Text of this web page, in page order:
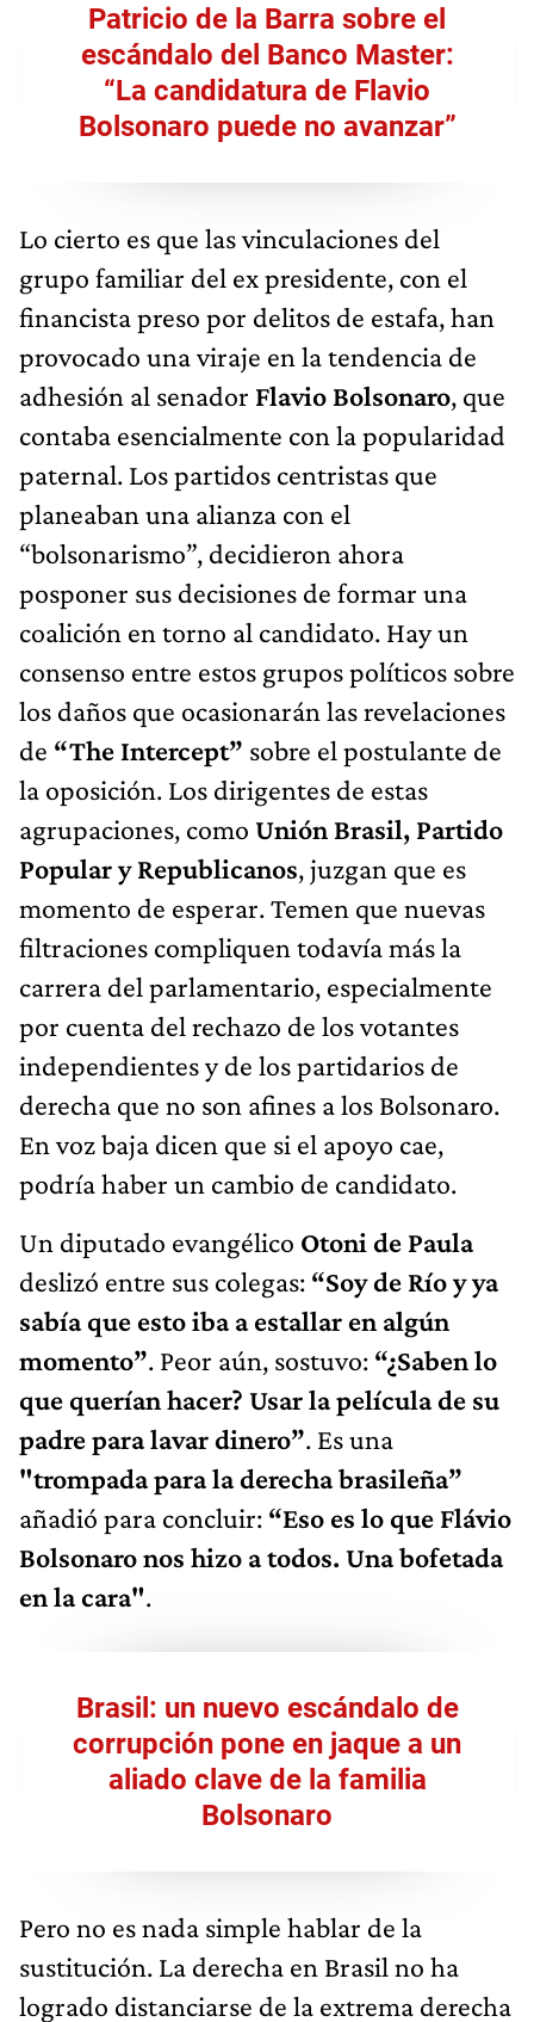
Patricio de la Barra sobre el
escándalo del Banco Master:
“La candidatura de Flavio
Bolsonaro puede no avanzar”
Lo cierto es que las vinculaciones del
grupo familiar del ex presidente, con el
financista preso por delitos de estafa, han
provocado una viraje en la tendencia de
adhesión al senador Flavio Bolsonaro, que
contaba esencialmente con la popularidad
paternal. Los partidos centristas que
planeaban una alianza con el
“bolsonarismo”, decidieron ahora
posponer sus decisiones de formar una
coalición en torno al candidato. Hay un
consenso entre estos grupos políticos sobre
los daños que ocasionarán las revelaciones
de “The Intercept” sobre el postulante de
la oposición. Los dirigentes de estas
agrupaciones, como Unión Brasil, Partido
Popular y Republicanos, juzgan que es
momento de esperar. Temen que nuevas
filtraciones compliquen todavía más la
carrera del parlamentario, especialmente
por cuenta del rechazo de los votantes
independientes y de los partidarios de
derecha que no son afines a los Bolsonaro.
En voz baja dicen que si el apoyo cae,
podría haber un cambio de candidato.
Un diputado evangélico Otoni de Paula
deslizó entre sus colegas: “Soy de Río y ya
sabía que esto iba a estallar en algún
momento”. Peor aún, sostuvo: “¿Saben lo
que querían hacer? Usar la película de su
padre para lavar dinero”. Es una
"trompada para la derecha brasileña”
añadió para concluir: “Eso es lo que Flávio
Bolsonaro nos hizo a todos. Una bofetada
en la cara".
Brasil: un nuevo escándalo de
corrupción pone en jaque a un
aliado clave de la familia
Bolsonaro
Pero no es nada simple hablar de la
sustitución. La derecha en Brasil no ha
logrado distanciarse de la extrema derecha